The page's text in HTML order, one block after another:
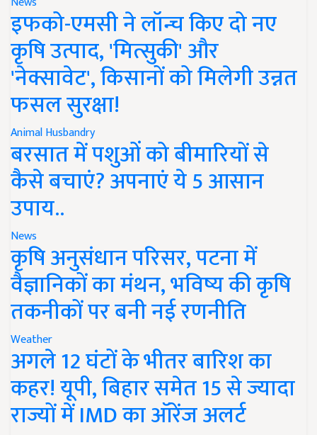
इफको-एमसी ने लॉन्च किए दो नए
कृषि उत्पाद, 'मित्सुकी' और
'नेक्सावेट', किसानों को मिलेगी उन्नत
फसल सुरक्षा!
Animal Husbandry
बरसात में पशुओं को बीमारियों से
कैसे बचाएं? अपनाएं ये 5 आसान
उपाय..
News
कृषि अनुसंधान परिसर, पटना में
वैज्ञानिकों का मंथन, भविष्य की कृषि
तकनीकों पर बनी नई रणनीति
Weather
अगले 12 घंटों के भीतर बारिश का
कहर! यूपी, बिहार समेत 15 से ज्यादा
राज्यों में IMD का ऑरेंज अलर्ट